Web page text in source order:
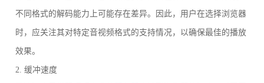
不同格式的解码能力上可能存在差异。因此，用户在选择浏览器
时，应关注其对特定音视频格式的支持情况，以确保最佳的播放
效果。
2. 缓冲速度